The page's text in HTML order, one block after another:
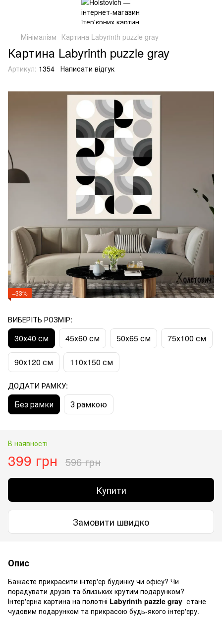
Мінімалізм Картина Labyrinth puzzle gray
Картина Labyrinth puzzle gray
Артикул: 1354 Написати відгук
−33%
ВИБЕРІТЬ РОЗМІР:
30х40 см 45х60 см 50х65 см 75х100 см
90х120 см 110x150 см
ДОДАТИ РАМКУ:
Без рамки З рамкою
В наявності
399 грн 596 грн
Купити
Замовити швидко
Опис
Бажаєте прикрасити інтер'єр будинку чи офісу? Чи
порадувати друзів та близьких крутим подарунком?
Інтер'єрна картина на полотні Labyrinth pazzle gray стане
чудовим подарунком та прикрасою будь-якого інтер'єру.